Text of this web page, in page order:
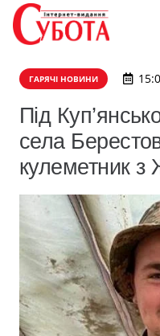
ГАРЯЧІ НОВИНИ
Під
села
кулеметник